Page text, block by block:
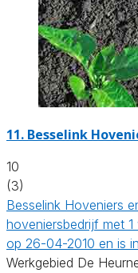
11. Besselink
10
(3)
Besselink Hoveniers
hoveniersbedrijf met
op 26-04-2010 en is
Werkgebied De